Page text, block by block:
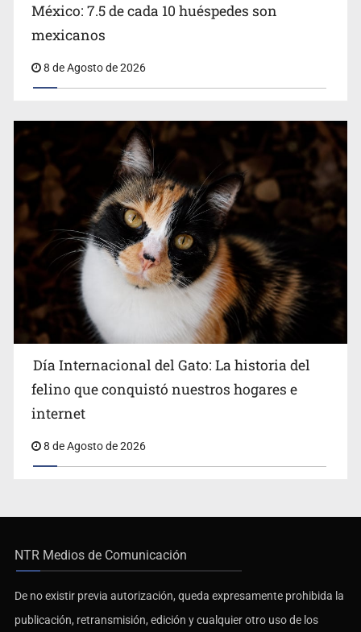
Belinda se corona como la más bella de 2026 en People
México: 7.5 de cada 10 huéspedes son
mexicanos
8 de Agosto de 2026
Día Internacional del Gato: La historia del
felino que conquistó nuestros hogares e
internet
8 de Agosto de 2026
NTR Medios de Comunicación
De no existir previa autorización, queda expresamente prohibida la
publicación, retransmisión, edición y cualquier otro uso de los